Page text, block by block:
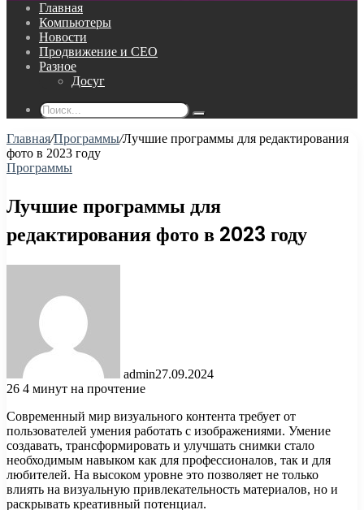
Главная
Компьютеры
Новости
Продвижение и СЕО
Разное
Досуг
Поиск...
Главная/Программы/Лучшие программы для редактирования
фото в 2023 году
Программы
Лучшие программы для
редактирования фото в 2023 году
admin27.09.2024
26 4 минут на прочтение
Современный мир визуального контента требует от
пользователей умения работать с изображениями. Умение
создавать, трансформировать и улучшать снимки стало
необходимым навыком как для профессионалов, так и для
любителей. На высоком уровне это позволяет не только
влиять на визуальную привлекательность материалов, но и
раскрывать креативный потенциал.